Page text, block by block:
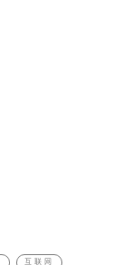
互联网